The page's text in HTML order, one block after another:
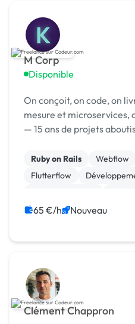
M Corp
Disponible
On conçoit, on code, on
mesure et microservices,
— 15 ans de projets
Ruby on Rails Webflow
Flutterflow
Windev, Webdev
65 €/h Nouveau
Clément Chappron